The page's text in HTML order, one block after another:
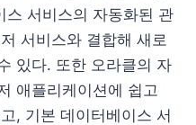
스 서비스의 자동화된 관
서비스와 결합해 새로
있다. 또한 오라클의 자
애플리케이션에 쉽고
, 기본 데이터베이스 서